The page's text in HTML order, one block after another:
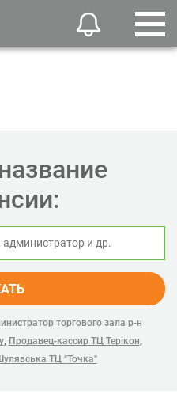
торгового зала р-н
, Продавец-кассир ТЦ Терікон,
ТЦ "Точка"